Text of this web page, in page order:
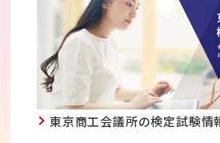
東京商工会議所の検定試験情